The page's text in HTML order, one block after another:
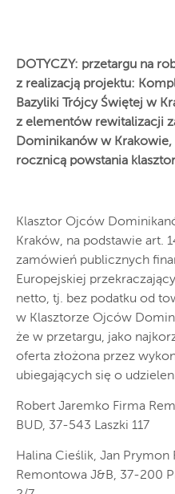
DOTYCZY: przetargu na
z realizacją projektu:
Bazyliki Trójcy Świętej w
z elementów rewitalizacji
Dominikanów w
rocznicą powstania
Klasztor Ojców
Kraków, na podstawie art.
zamówień publicznych
Europejskiej
netto, tj. bez podatku od
w Klasztorze Ojców
że w przetargu, jako
oferta złożona przez
ubiegających się o
Robert Jaremko Firma
BUD, 37-543 Laszki 117
Halina Cieślik, Jan
Remontowa J&B, 37-200